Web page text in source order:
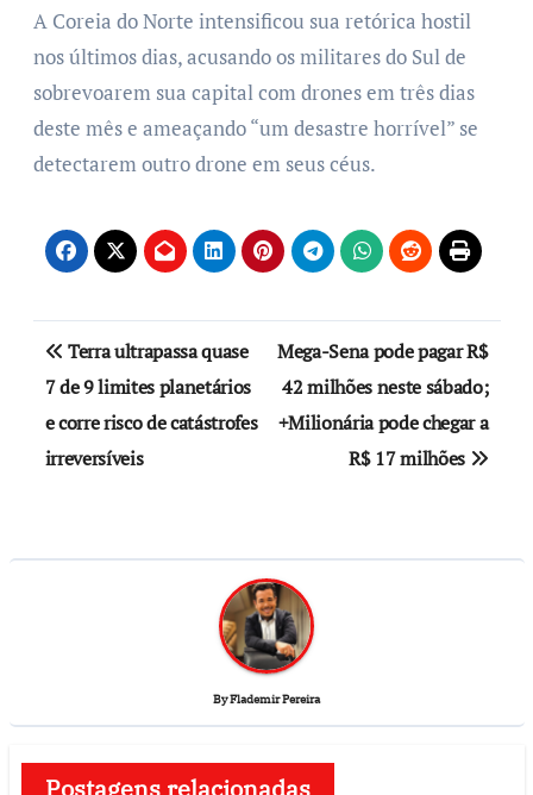
A Coreia do Norte intensificou sua retórica hostil
nos últimos dias, acusando os militares do Sul de
sobrevoarem sua capital com drones em três dias
deste mês e ameaçando “um desastre horrível” se
detectarem outro drone em seus céus.
Terra ultrapassa quase
7 de 9 limites planetários
e corre risco de catástrofes
irreversíveis
Mega-Sena pode pagar R$
42 milhões neste sábado;
+Milionária pode chegar a
R$ 17 milhões
ByFlademir Pereira
Postagens relacionadas